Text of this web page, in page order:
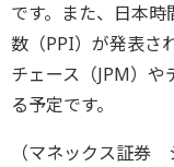
です。また、日本
数（PPI）が発表さ
チェース（JPM）
る予定です。
（マネックス証